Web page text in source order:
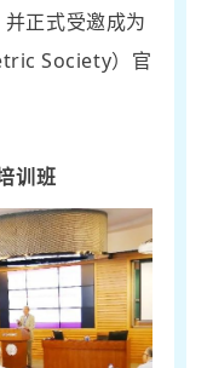
正式受邀成为
Society）官
训班